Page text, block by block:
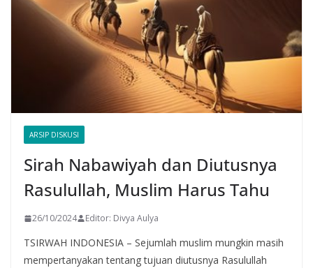
ARSIP DISKUSI
Sirah Nabawiyah dan Diutusnya
Rasulullah, Muslim Harus Tahu
26/10/2024 Editor: Divya Aulya
TSIRWAH INDONESIA – Sejumlah muslim mungkin masih
mempertanyakan tentang tujuan diutusnya Rasulullah